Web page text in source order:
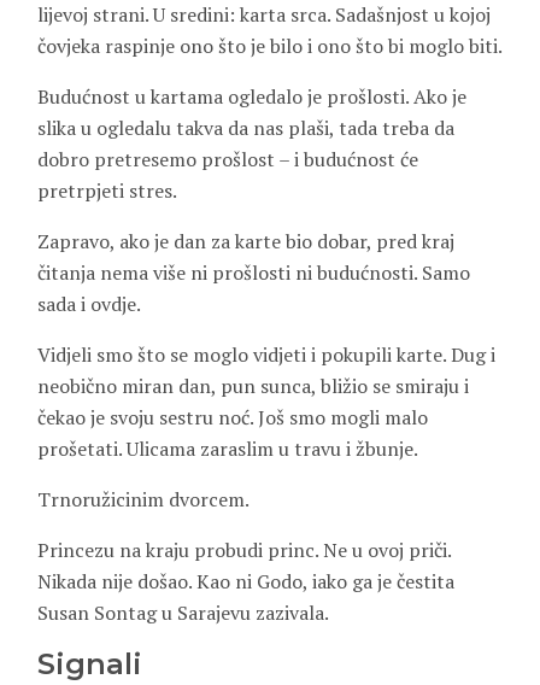
lijevoj strani. U sredini: karta srca. Sadašnjost u kojoj
čovjeka raspinje ono što je bilo i ono što bi moglo biti.
Budućnost u kartama ogledalo je prošlosti. Ako je
slika u ogledalu takva da nas plaši, tada treba da
dobro pretresemo prošlost – i budućnost će
pretrpjeti stres.
Zapravo, ako je dan za karte bio dobar, pred kraj
čitanja nema više ni prošlosti ni budućnosti. Samo
sada i ovdje.
Vidjeli smo što se moglo vidjeti i pokupili karte. Dug i
neobično miran dan, pun sunca, bližio se smiraju i
čekao je svoju sestru noć. Još smo mogli malo
prošetati. Ulicama zaraslim u travu i žbunje.
Trnoružicinim dvorcem.
Princezu na kraju probudi princ. Ne u ovoj priči.
Nikada nije došao. Kao ni Godo, iako ga je čestita
Susan Sontag u Sarajevu zazivala.
Signali